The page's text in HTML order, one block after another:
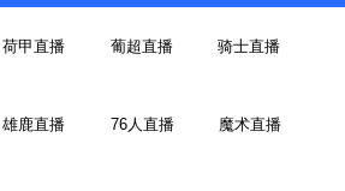
荷甲直播 葡超直播 骑士直播
雄鹿直播 76人直播 魔术直播